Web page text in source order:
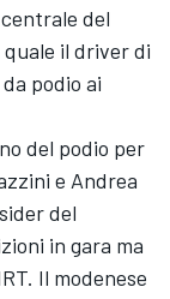
del
il driver di
podio ai
del podio per
e Andrea
del
in gara ma
Il modenese